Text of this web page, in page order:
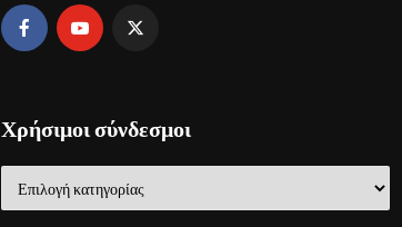
Χρήσιμοι σύνδεσμοι
σύνδεσμοι